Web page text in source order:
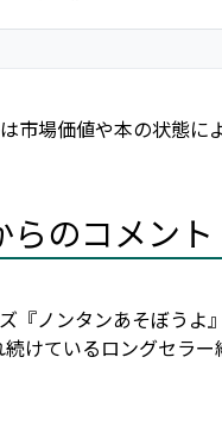
市場価値や本の状態に
のコメント
『ノンタンあそぼうよ
けているロングセラー